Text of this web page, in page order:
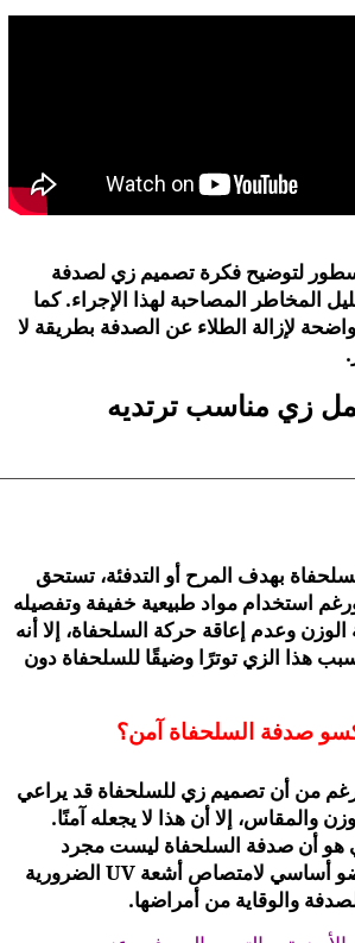
لتوضيح فكرة تصميم زي لصدفة
المخاطر المصاحبة لهذا الإجراء. كما
لإزالة الطلاء عن الصدفة بطريقة لا
زي مناسب ترتديه
بهدف المرح أو التدفئة، تستحق
استخدام مواد طبيعية خفيفة وتفصيله
وعدم إعاقة حركة السلحفاة، إلا أنه
هذا الزي توترًا وضيقًا للسلحفاة دون
صدفة السلحفاة آمن؟
من أن تصميم زي للسلحفاة قد يراعي
والمقاس، إلا أن هذا لا يجعله آمنًا.
هو أن صدفة السلحفاة ليست مجرد
غطاء، بل هي عضو أساسي لامتصاص أشعة UV الضرورية
والوقاية من أمراضها.